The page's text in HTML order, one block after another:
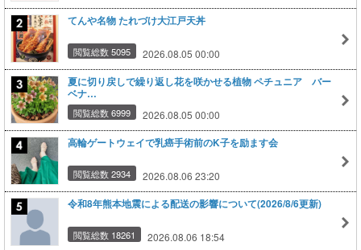
てんや名物 たれづけ大江戸天丼
閲覧総数 5095 2026.08.05 00:00
夏に切り戻しで繰り返し花を咲かせる植物 ペチュニア バー
ベナ…
閲覧総数 6999 2026.08.05 00:00
高輪ゲートウェイで乳癌手術前のK子を励ます会
閲覧総数 2934 2026.08.06 23:20
令和8年熊本地震による配送の影響について(2026/8/6更新)
閲覧総数 18261 2026.08.06 18:54